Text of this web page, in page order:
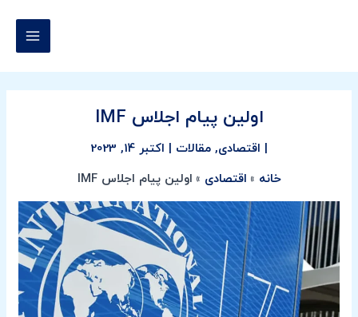
اولین پیام اجلاس IMF
اقتصادی, مقالات
اکتبر 14, 2023
خانه
اقتصادی اولین پیام اجلاس IMF